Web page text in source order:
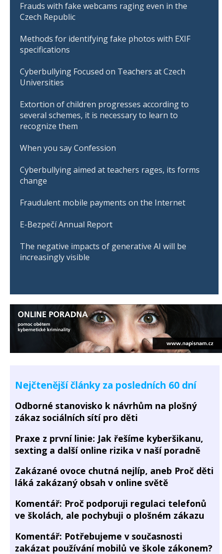
Frauds with fake webcams raging even in the
Czech Republic
Methods for identifying fake photos with EXIF
specifications
Cyberbullying Focused on Teachers at Czech
Universities
Extortion of children progresses according to
several schemes, it is necessary to learn to
recognize them
When you say Confession
Cyberbullying aimed at teachers rages, its forms
change
Fraudulent mobile payments on the Internet
E-Bezpečí Annual Report
The negative impacts of generative AI will be
increasingly visible
Nejčtenější články za posledních 60 dní
Odborné stanovisko k návrhům na plošný
zákaz sociálních sítí pro děti
Praxe z první linie: Jak řešíme kyberšikanu,
sexting a další online rizika v naší poradně
Zakázané ovoce chutná nejlíp, aneb Proč děti
láká zakázaný obsah v online světě
Komentář: Proč podporuji regulaci telefonů
ve školách, ale pochybuji o plošném zákazu
Komentář: Potřebujeme v současnosti
zakázat používání mobilů ve škole zákonem?